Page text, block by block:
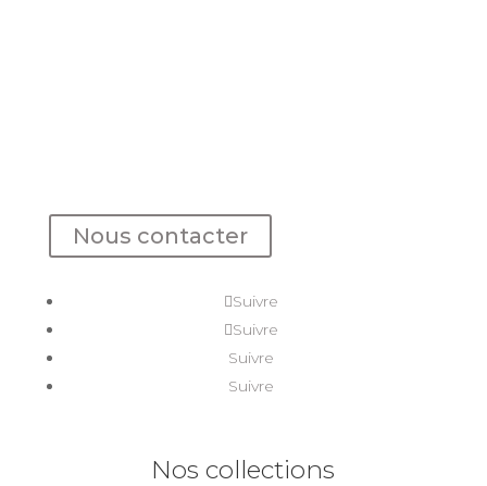
Nous contacter
Suivre
Suivre
Suivre
Suivre
Nos collections